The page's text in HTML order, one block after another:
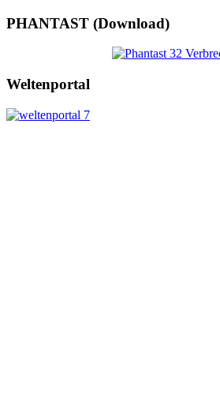
PHANTAST (Download)
Weltenportal